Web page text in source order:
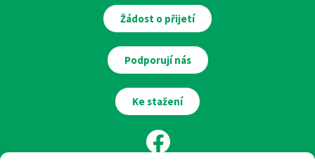
Žádost o přijetí
Podporují nás
Ke stažení